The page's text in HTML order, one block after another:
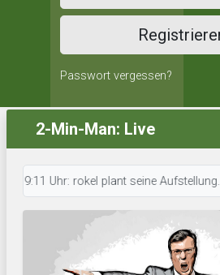
Passwort vergessen?
2-Min-Man: Live
Uhr: rokel plant seine Aufstellung. •